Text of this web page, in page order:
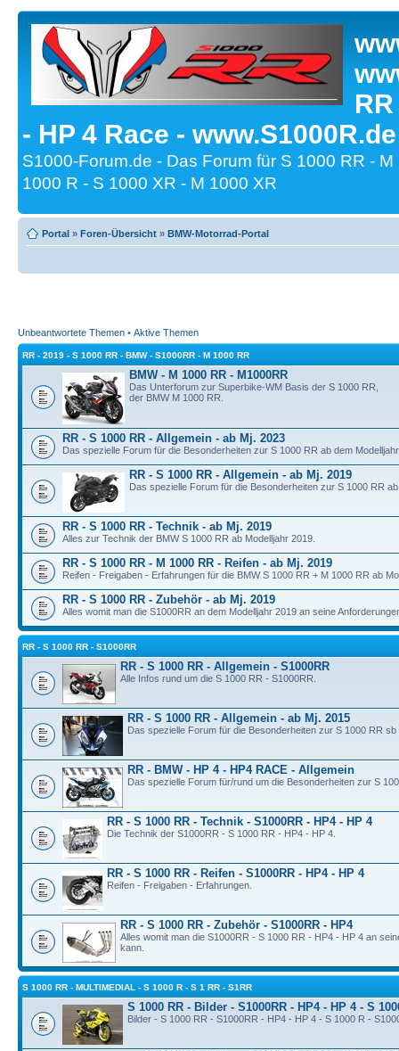
- HP 4 Race -
S1000-Forum.de - Das Forum für S 1000 RR -
1000 R - S 1000 XR - M 1000 XR
Portal » Foren-Übersicht » BMW-Motorrad-Portal
Unbeantwortete Themen • Aktive Themen
RR - 2019 - S 1000 RR - BMW - S1000RR - M 1000 RR
BMW - M 1000 RR - M1000RR
Das Unterforum zur Superbike-WM Basis der S 1000 RR,
der BMW M 1000 RR.
RR - S 1000 RR - Allgemein - ab Mj. 2023
Das spezielle Forum für die Besonderheiten zur S 1000 RR ab dem
RR - S 1000 RR - Allgemein - ab Mj. 2019
Das spezielle Forum für die Besonderheiten zur S 1000 RR
RR - S 1000 RR - Technik - ab Mj. 2019
Alles zur Technik der BMW S 1000 RR ab Modelljahr 2019.
RR - S 1000 RR - M 1000 RR - Reifen - ab Mj. 2019
Reifen - Freigaben - Erfahrungen für die BMW S 1000 RR + M 1000 RR ab
RR - S 1000 RR - Zubehör - ab Mj. 2019
Alles womit man die S1000RR an dem Modelljahr 2019 an seine
RR - S 1000 RR - S1000RR
RR - S 1000 RR - Allgemein - S1000RR
Alle Infos rund um die S 1000 RR - S1000RR.
RR - S 1000 RR - Allgemein - ab Mj. 2015
Das spezielle Forum für die Besonderheiten zur S 1000 RR sb
RR - BMW - HP 4 - HP4 RACE - Allgemein
Das spezielle Forum für/rund um die Besonderheiten zur S
RR - S 1000 RR - Technik - S1000RR - HP4 - HP 4
Die Technik der S1000RR - S 1000 RR - HP4 - HP 4.
RR - S 1000 RR - Reifen - S1000RR - HP4 - HP 4
Reifen - Freigaben - Erfahrungen.
RR - S 1000 RR - Zubehör - S1000RR - HP4
Alles womit man die S1000RR - S 1000 RR - HP4 - HP 4 an
kann.
S 1000 RR - MULTIMEDIAL - S 1000 R - S 1 RR - S1RR
S 1000 RR - Bilder - S1000RR - HP4 - HP 4 - S
Bilder - S 1000 RR - S1000RR - HP4 - HP 4 - S 1000 R -